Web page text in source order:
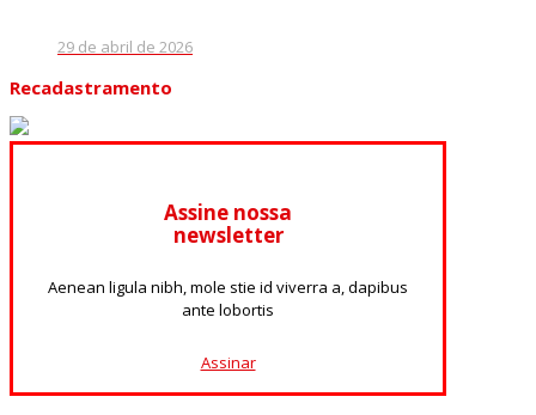
29 de abril de 2026
Recadastramento
Assine nossa
newsletter
Aenean ligula nibh, mole stie id viverra a, dapibus
ante lobortis
Assinar